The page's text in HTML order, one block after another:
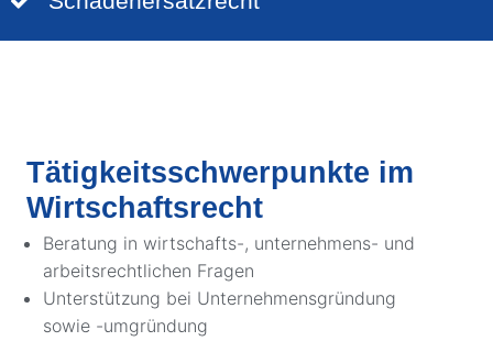
Tätigkeitsschwerpunkte im
Wirtschaftsrecht
Beratung in wirtschafts-, unternehmens- und
arbeitsrechtlichen Fragen
Unterstützung bei Unternehmensgründung
sowie -umgründung